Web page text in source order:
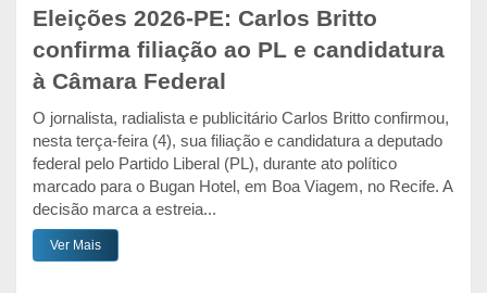
Eleições 2026-PE: Carlos Britto
confirma filiação ao PL e candidatura
à Câmara Federal
O jornalista, radialista e publicitário Carlos Britto confirmou,
nesta terça-feira (4), sua filiação e candidatura a deputado
federal pelo Partido Liberal (PL), durante ato político
marcado para o Bugan Hotel, em Boa Viagem, no Recife. A
decisão marca a estreia...
Ver Mais